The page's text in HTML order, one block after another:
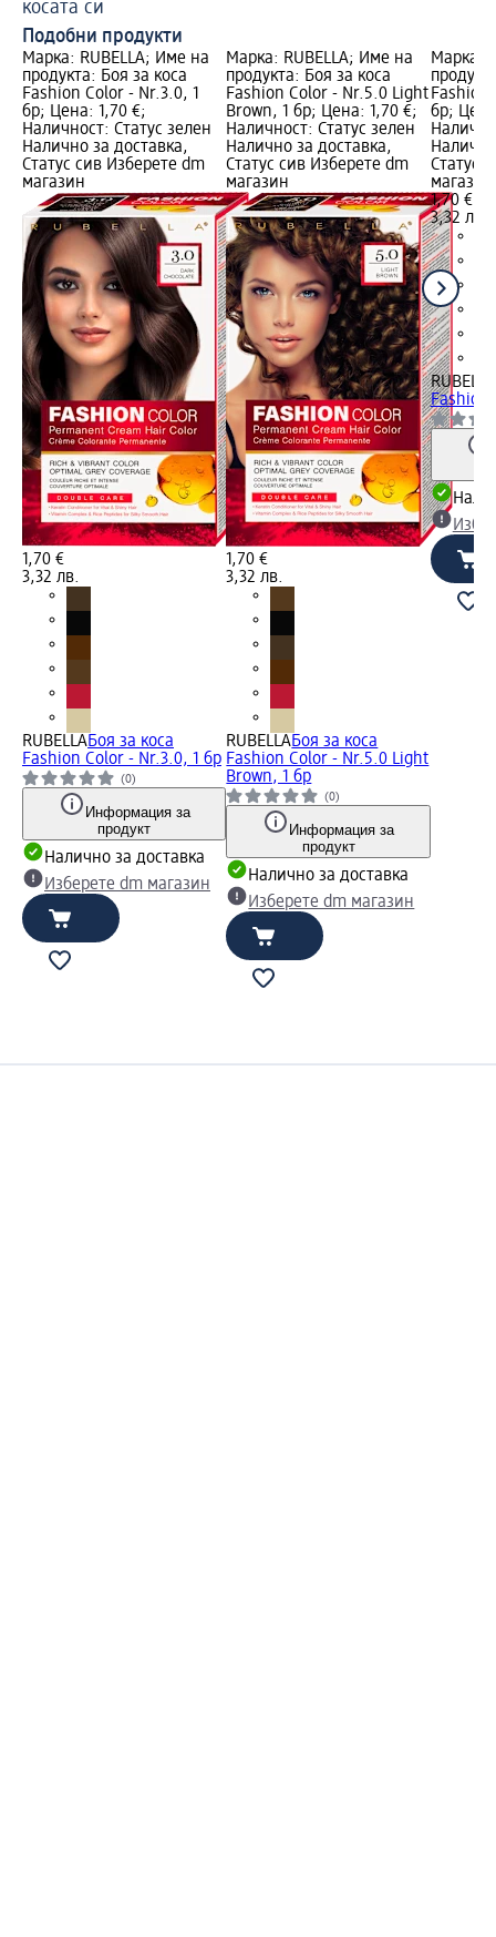
косата си
Подобни продукти
Марка: RUBELLA; Име на
продукта: Боя за коса
Fashion Color - Nr.3.0, 1
бр; Цена: 1,70 €;
Наличност: Статус зелен
Налично за доставка,
Статус сив Изберете dm
магазин
1,70 €
3,32 лв.
RUBELLAБоя за коса
Fashion Color - Nr.3.0, 1 бр
(0)
Информация за
продукт
Налично за доставка
Изберете dm магазин
Марка: RUBELLA; Име на
продукта: Боя за коса
Fashion Color - Nr.5.0 Light
Brown, 1 бр; Цена: 1,70 €;
Наличност: Статус зелен
Налично за доставка,
Статус сив Изберете dm
магазин
1,70 €
3,32 лв.
RUBELLAБоя за коса
Fashion Color - Nr.5.0 Light
Brown, 1 бр
(0)
Информация за
продукт
Налично за доставка
Изберете dm магазин
Марка:
Fashion
бр;
Статус
магазин
1,70 €
3,32 лв.
RUBELLA
Fashion